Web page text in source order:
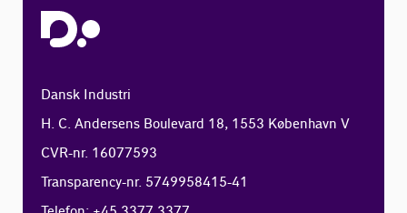
Dansk Industri
H. C. Andersens Boulevard 18, 1553 København V
CVR-nr. 16077593
Transparency-nr. 5749958415-41